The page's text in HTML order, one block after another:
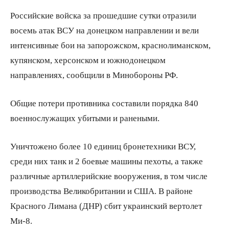
Российские войска за прошедшие сутки отразили
восемь атак ВСУ на донецком направлении и вели
интенсивные бои на запорожском, краснолиманском,
купянском, херсонском и южнодонецком
направлениях, сообщили в Минобороны РФ.
Общие потери противника составили порядка 840
военнослужащих убитыми и ранеными.
Уничтожено более 10 единиц бронетехники ВСУ,
среди них танк и 2 боевые машины пехоты, а также
различные артиллерийские вооружения, в том числе
производства Великобритании и США. В районе
Красного Лимана (ДНР) сбит украинский вертолет
Ми-8.